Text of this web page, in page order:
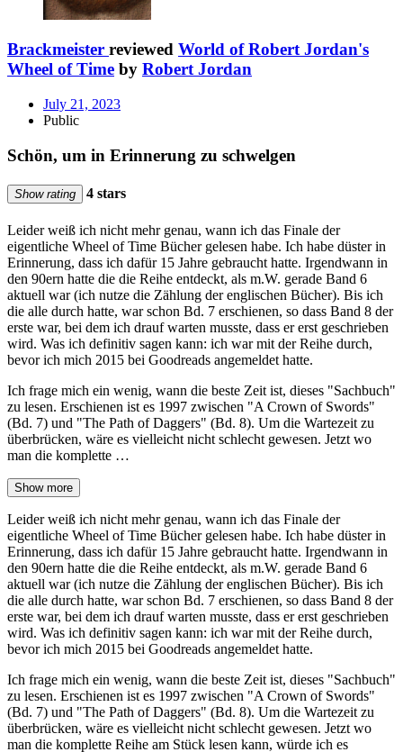
Brackmeister reviewed World of Robert Jordan's
Wheel of Time by Robert Jordan
July 21, 2023
Public
Schön, um in Erinnerung zu schwelgen
Show rating 4 stars
Leider weiß ich nicht mehr genau, wann ich das Finale der
eigentliche Wheel of Time Bücher gelesen habe. Ich habe düster in
Erinnerung, dass ich dafür 15 Jahre gebraucht hatte. Irgendwann in
den 90ern hatte die die Reihe entdeckt, als m.W. gerade Band 6
aktuell war (ich nutze die Zählung der englischen Bücher). Bis ich
die alle durch hatte, war schon Bd. 7 erschienen, so dass Band 8 der
erste war, bei dem ich drauf warten musste, dass er erst geschrieben
wird. Was ich definitiv sagen kann: ich war mit der Reihe durch,
bevor ich mich 2015 bei Goodreads angemeldet hatte.
Ich frage mich ein wenig, wann die beste Zeit ist, dieses "Sachbuch"
zu lesen. Erschienen ist es 1997 zwischen "A Crown of Swords"
(Bd. 7) und "The Path of Daggers" (Bd. 8). Um die Wartezeit zu
überbrücken, wäre es vielleicht nicht schlecht gewesen. Jetzt wo
man die komplette …
Show more
Leider weiß ich nicht mehr genau, wann ich das Finale der
eigentliche Wheel of Time Bücher gelesen habe. Ich habe düster in
Erinnerung, dass ich dafür 15 Jahre gebraucht hatte. Irgendwann in
den 90ern hatte die die Reihe entdeckt, als m.W. gerade Band 6
aktuell war (ich nutze die Zählung der englischen Bücher). Bis ich
die alle durch hatte, war schon Bd. 7 erschienen, so dass Band 8 der
erste war, bei dem ich drauf warten musste, dass er erst geschrieben
wird. Was ich definitiv sagen kann: ich war mit der Reihe durch,
bevor ich mich 2015 bei Goodreads angemeldet hatte.
Ich frage mich ein wenig, wann die beste Zeit ist, dieses "Sachbuch"
zu lesen. Erschienen ist es 1997 zwischen "A Crown of Swords"
(Bd. 7) und "The Path of Daggers" (Bd. 8). Um die Wartezeit zu
überbrücken, wäre es vielleicht nicht schlecht gewesen. Jetzt wo
man die komplette Reihe am Stück lesen kann, würde ich es